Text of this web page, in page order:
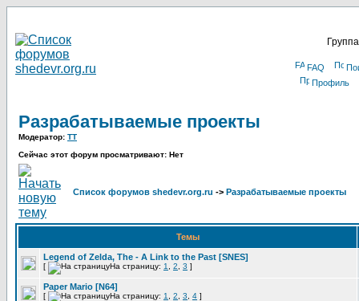
FAQ
Профиль
Разрабатываемые проекты
Модератор: TT
Сейчас этот форум просматривают: Нет
Список форумов shedevr.org.ru -> Разрабатываемые проекты
Темы
Legend of Zelda, The - A Link to the Past [SNES]
[ На страницу: 1 2 3 ]
Paper Mario [N64]
[ На страницу: 1 2 3 4 ]